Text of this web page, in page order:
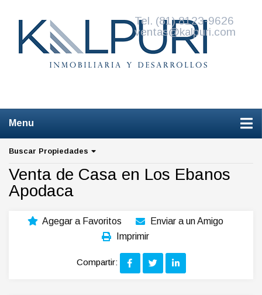
Tel. (81) 8123-9626
ventas@kalpuri.com
Buscar Propiedades
Venta de Casa en Los Ebanos
Apodaca
Agegar a Favoritos
Enviar a un Amigo
Imprimir
Compartir: